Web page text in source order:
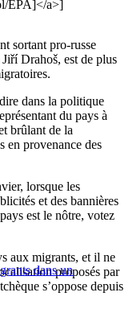
EPA]</a>]
sortant pro-russe
Drahoš, est de plus
dans la politique
du pays à
brûlant de la
en provenance des
lorsque les
et des bannières
est le nôtre, votez
dans un
aux migrants, et il ne
proposés par
s’oppose depuis